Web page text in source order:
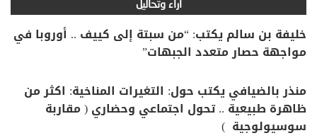
آراء وتحاليل
خليفة بن سالم يكتب: “من سبتة إلى كييف .. أوروبا في
مواجهة حصار متعدد الجبهات”
منذر بالضيافي يكتب حول: التغيرات المناخية: اكثر من
ظاهرة طبيعية .. تحول اجتماعي وحضاري ( مقاربة
سوسيولوجية )